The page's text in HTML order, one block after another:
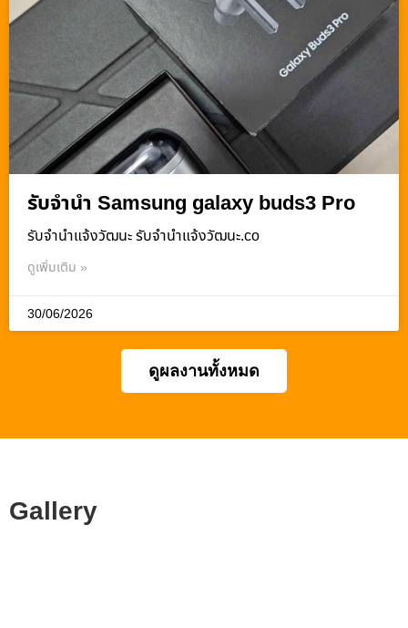
รับจำนำ Samsung galaxy buds3 Pro
รับจํานําแจ้งวัฒนะ รับจํานําแจ้งวัฒนะ.co
ดูเพิ่มเติม »
30/06/2026
ดูผลงานทั้งหมด
Gallery